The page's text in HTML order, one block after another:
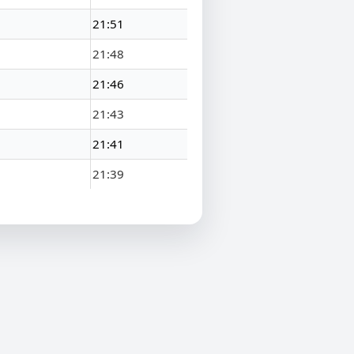
21:51
21:48
21:46
21:43
21:41
21:39